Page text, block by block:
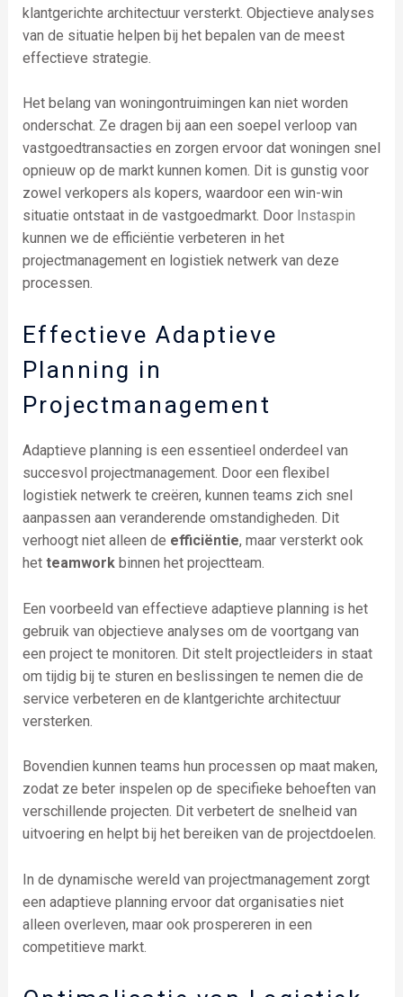
klantgerichte architectuur versterkt. Objectieve analyses
van de situatie helpen bij het bepalen van de meest
effectieve strategie.
Het belang van woningontruimingen kan niet worden
onderschat. Ze dragen bij aan een soepel verloop van
vastgoedtransacties en zorgen ervoor dat woningen snel
opnieuw op de markt kunnen komen. Dit is gunstig voor
zowel verkopers als kopers, waardoor een win-win
situatie ontstaat in de vastgoedmarkt. Door Instaspin
kunnen we de efficiëntie verbeteren in het
projectmanagement en logistiek netwerk van deze
processen.
Effectieve Adaptieve
Planning in
Projectmanagement
Adaptieve planning is een essentieel onderdeel van
succesvol projectmanagement. Door een flexibel
logistiek netwerk te creëren, kunnen teams zich snel
aanpassen aan veranderende omstandigheden. Dit
verhoogt niet alleen de efficiëntie, maar versterkt ook
het teamworkbinnen het projectteam.
Een voorbeeld van effectieve adaptieve planning is het
gebruik van objectieve analyses om de voortgang van
een project te monitoren. Dit stelt projectleiders in staat
om tijdig bij te sturen en beslissingen te nemen die de
service verbeteren en de klantgerichte architectuur
versterken.
Bovendien kunnen teams hun processen op maat maken,
zodat ze beter inspelen op de specifieke behoeften van
verschillende projecten. Dit verbetert de snelheid van
uitvoering en helpt bij het bereiken van de projectdoelen.
In de dynamische wereld van projectmanagement zorgt
een adaptieve planning ervoor dat organisaties niet
alleen overleven, maar ook prospereren in een
competitieve markt.